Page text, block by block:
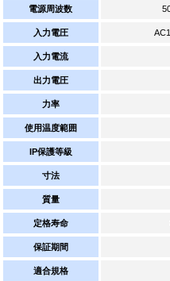
電源周波数
入力電圧
入力電流
出力電圧
力率
使用温度範囲
IP保護等級
寸法
質量
定格寿命
保証期間
適合規格